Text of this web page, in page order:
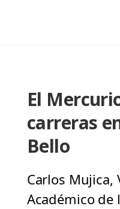
El
carreras
Bello
Carlos Mujica,
Académico de